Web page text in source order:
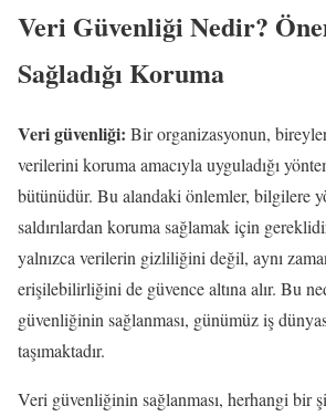
Veri Güvenliği Nedir?
Sağladığı Koruma
Veri güvenliği: Bir organizasyonun,
verilerini koruma amacıyla uyguladığı
bütünüdür. Bu alandaki önlemler, bilgilere
saldırılardan koruma sağlamak için
yalnızca verilerin gizliliğini değil, aynı
erişilebilirliğini de güvence altına alır. Bu
güvenliğinin sağlanması, günümüz iş
taşımaktadır.
Veri güvenliğinin sağlanması, herhangi bir